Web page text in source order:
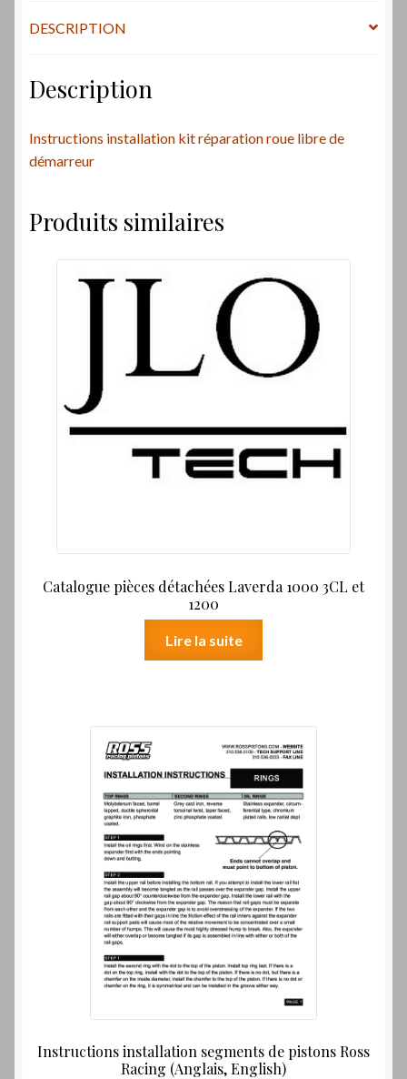
DESCRIPTION
Description
Instructions installation kit réparation roue libre de
démarreur
Produits similaires
Catalogue pièces détachées Laverda 1000 3CL et
1200
Lire la suite
Instructions installation segments de pistons Ross
Racing (Anglais, English)